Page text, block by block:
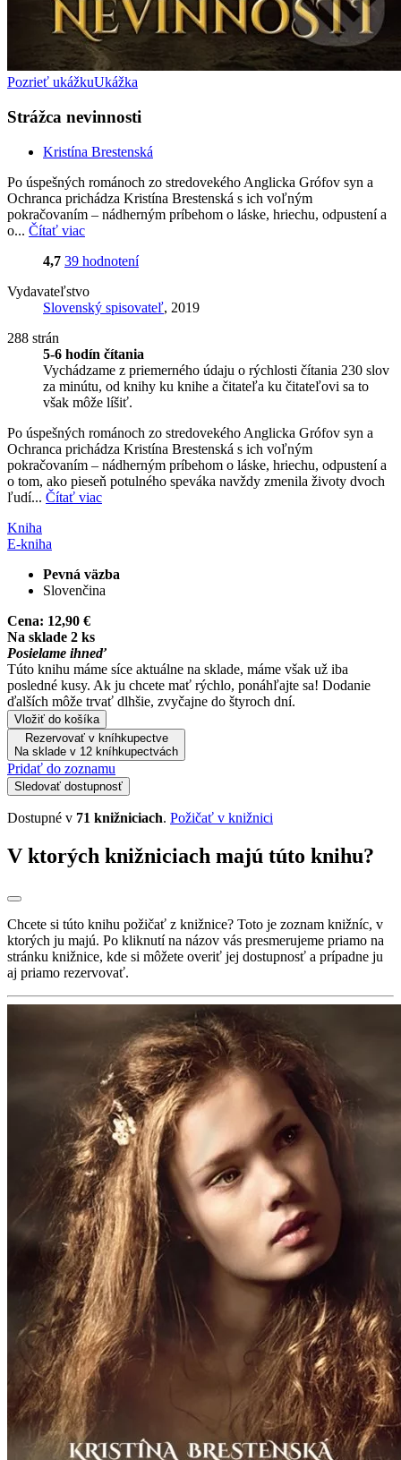
Pozrieť ukážkuUkážka
Strážca nevinnosti
Kristína Brestenská
Po úspešných románoch zo stredovekého Anglicka Grófov syn a
Ochranca prichádza Kristína Brestenská s ich voľným
pokračovaním – nádherným príbehom o láske, hriechu, odpustení a
o... Čítať viac
4,7 39 hodnotení
Vydavateľstvo
Slovenský spisovateľ, 2019
288 strán
5-6 hodín čítania
Vychádzame z priemerného údaju o rýchlosti čítania 230 slov
za minútu, od knihy ku knihe a čitateľa ku čitateľovi sa to
však môže líšiť.
Po úspešných románoch zo stredovekého Anglicka Grófov syn a
Ochranca prichádza Kristína Brestenská s ich voľným
pokračovaním – nádherným príbehom o láske, hriechu, odpustení a
o tom, ako pieseň potulného speváka navždy zmenila životy dvoch
ľudí... Čítať viac
Kniha
E-kniha
Pevná väzba
Slovenčina
Cena: 12,90 €
Na sklade 2 ks
Posielame ihneď
Túto knihu máme síce aktuálne na sklade, máme však už iba
posledné kusy. Ak ju chcete mať rýchlo, ponáhľajte sa! Dodanie
ďalších môže trvať dlhšie, zvyčajne do štyroch dní.
Vložiť do košíka
Rezervovať v kníhkupectve
Na sklade v 12 kníhkupectvách
Pridať do zoznamu
Sledovať dostupnosť
Dostupné v 71 knižniciach. Požičať v knižnici
V ktorých knižniciach majú túto knihu?
Chcete si túto knihu požičať z knižnice? Toto je zoznam knižníc, v
ktorých ju majú. Po kliknutí na názov vás presmerujeme priamo na
stránku knižnice, kde si môžete overiť jej dostupnosť a prípadne ju
aj priamo rezervovať.